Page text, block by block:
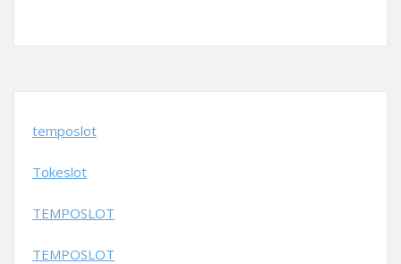
temposlot
Tokeslot
TEMPOSLOT
TEMPOSLOT